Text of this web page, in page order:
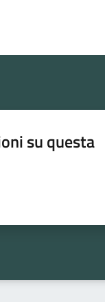
su questa